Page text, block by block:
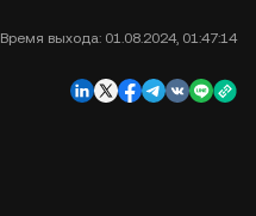
Время выхода: 01.08.2024, 01:47:14